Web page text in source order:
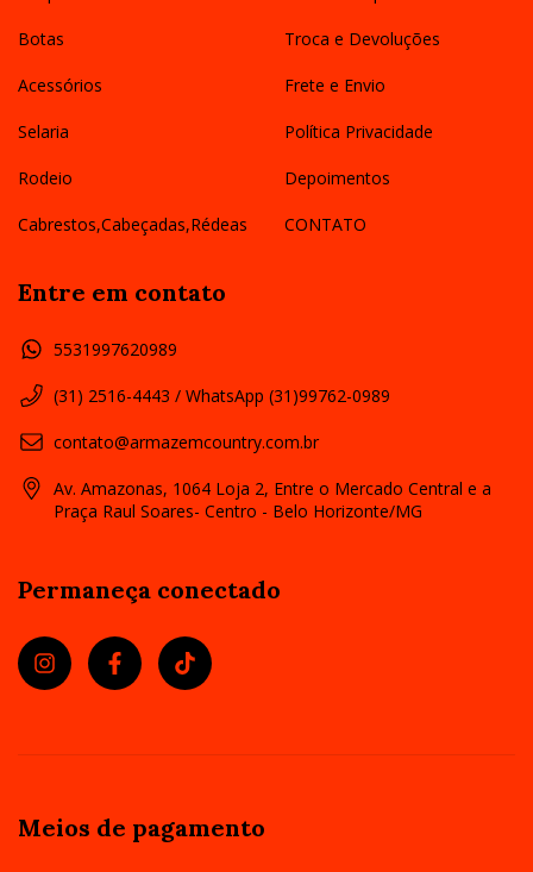
Botas
Acessórios
Selaria
Rodeio
Cabrestos,Cabeçadas,Rédeas
Troca e Devoluções
Frete e Envio
Política Privacidade
Depoimentos
CONTATO
Entre em contato
5531997620989
(31) 2516-4443 / WhatsApp (31)99762-0989
contato@armazemcountry.com.br
Av. Amazonas, 1064 Loja 2, Entre o Mercado Central e a
Praça Raul Soares- Centro - Belo Horizonte/MG
Permaneça conectado
Meios de pagamento